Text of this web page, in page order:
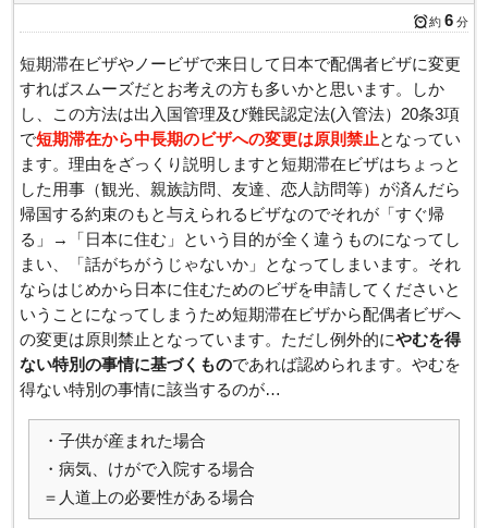
約 6 分
短期滞在ビザやノービザで来日して日本で配偶者ビザに変更
すればスムーズだとお考えの方も多いかと思います。しか
し、この方法は出入国管理及び難民認定法(入管法）20条3項
で短期滞在から中長期のビザへの変更は原則禁止となってい
ます。理由をざっくり説明しますと短期滞在ビザはちょっと
した用事（観光、親族訪問、友達、恋人訪問等）が済んだら
帰国する約束のもと与えられるビザなのでそれが「すぐ帰
る」→「日本に住む」という目的が全く違うものになってし
まい、「話がちがうじゃないか」となってしまいます。それ
ならはじめから日本に住むためのビザを申請してくださいと
いうことになってしまうため短期滞在ビザから配偶者ビザへ
の変更は原則禁止となっています。ただし例外的にやむを得
ない特別の事情に基づくものであれば認められます。やむを
得ない特別の事情に該当するのが…
・子供が産まれた場合
・病気、けがで入院する場合
＝人道上の必要性がある場合